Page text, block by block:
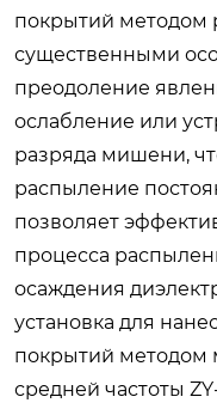
покрытий методом
существенными
преодоление
ослабление или
разряда мишени,
распыление
позволяет
процесса
осаждения
установка для
покрытий методом
средней частоты